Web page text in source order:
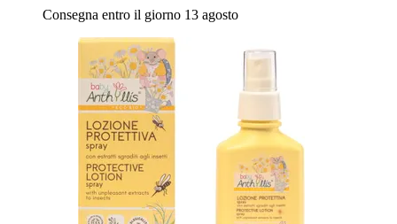
Consegna entro il giorno 13 agosto